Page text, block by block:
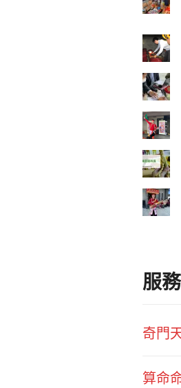
服
奇門
算命